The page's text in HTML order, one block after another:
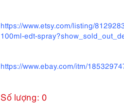
https://www.etsy.com/listing/
100ml-edt-
https://www.ebay.com/itm/
Số lượng: 0